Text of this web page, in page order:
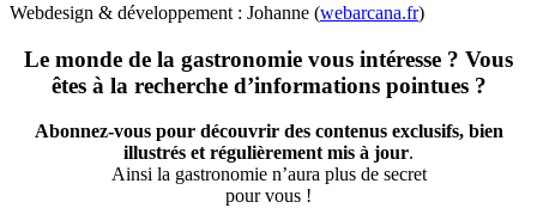
Webdesign & développement : Johanne (webarcana.fr)
Le monde de la gastronomie vous intéresse ? Vous
êtes à la recherche d’informations pointues ?
Abonnez-vous pour découvrir des contenus exclusifs, bien
illustrés et régulièrement mis à jour.
Ainsi la gastronomie n’aura plus de secret
pour vous !